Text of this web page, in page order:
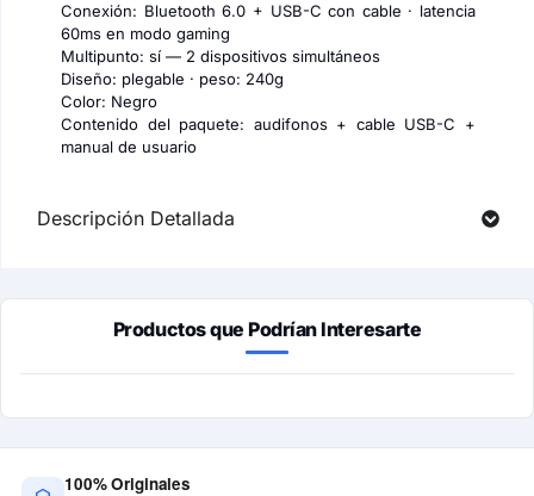
Conexión: Bluetooth 6.0 + USB-C con cable · latencia
60ms en modo gaming
Multipunto: sí — 2 dispositivos simultáneos
Diseño: plegable · peso: 240g
Color: Negro
Contenido del paquete: audifonos + cable USB-C +
manual de usuario
Descripción Detallada
Productos que Podrían Interesarte
100% Originales